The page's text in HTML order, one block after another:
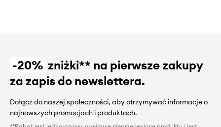
-20% zniżki** na pierwsze zakupy
za zapis do newslettera.
Dołącz do naszej społeczności, aby otrzymywać informacje o
najnowszych promocjach i produktach.